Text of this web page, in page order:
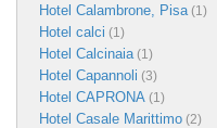
Hotel Calambrone, Pisa(1)
Hotel calci (1)
Hotel Calcinaia(1)
Hotel Capannoli (3)
Hotel CAPRONA (1)
Hotel Casale Marittimo (2)